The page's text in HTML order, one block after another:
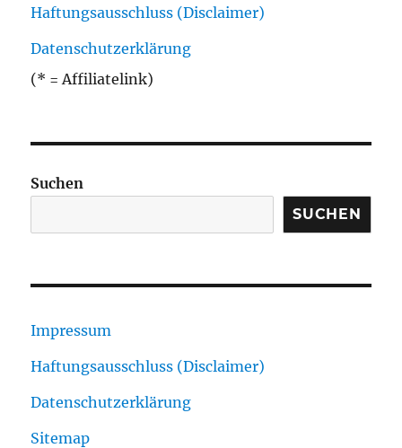
Haftungsausschluss (Disclaimer)
Datenschutzerklärung
(* = Affiliatelink)
Suchen
SUCHEN
Impressum
Haftungsausschluss (Disclaimer)
Datenschutzerklärung
Sitemap